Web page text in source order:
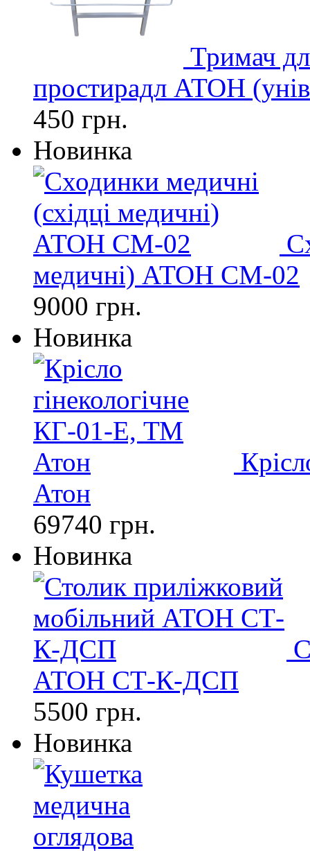
Тримач
простирадл АТОН
450 грн.
Новинка
медичні) АТОН СМ-02
9000 грн.
Новинка
Атон
69740 грн.
Новинка
АТОН СТ-К-ДСП
5500 грн.
Новинка